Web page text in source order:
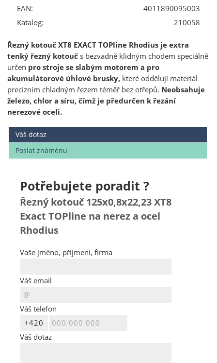
EAN:
4011890095003
Katalog:
210058
Řezný kotouč XT8 EXACT TOPline Rhodius je extra
tenký řezný kotoučs bezvadně klidným chodem speciálně
určen pro stroje se slabým motorem a pro
akumulátorové úhlové brusky, které oddělují materiál
precizním chladným řezem téměř bez otřepů. Neobsahuje
železo, chlor a síru, čímž je předurčen k řezání
nerezové oceli.
Váš dotaz
Poslat známénu
Potřebujete poradit ?
Řezný kotouč 125x0,8x22,23 XT8
Exact TOPline na nerez a ocel
Rhodius
Vaše jméno, příjmení, firma
Váš email
Váš telefon
Váš dotaz